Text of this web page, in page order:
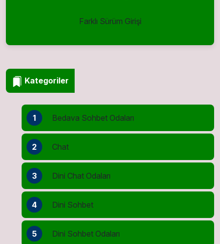
Farklı Sürüm Girişi
Kategoriler
1 Bedava Sohbet Odaları
2 Chat
3 Dini Chat Odaları
4 Dini Sohbet
5 Dini Sohbet Odaları